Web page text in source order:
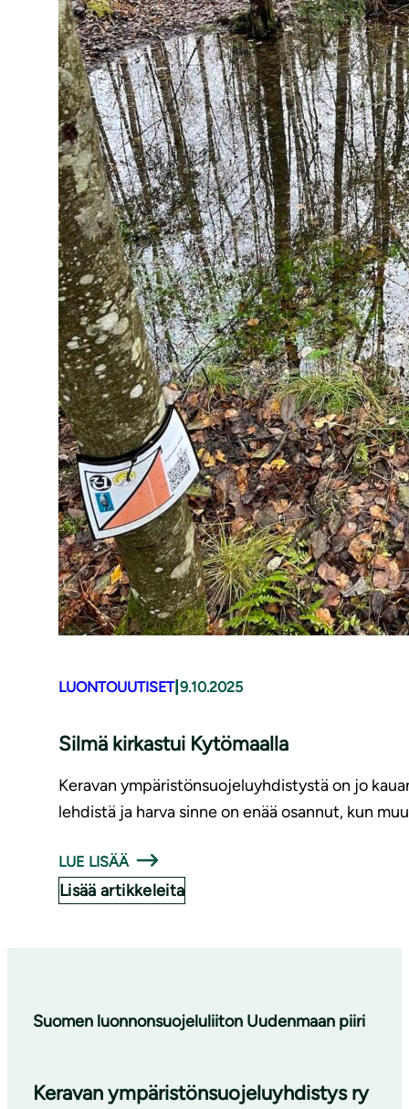
LUONTOUUTISET| 9.10.2025
Silmä kirkastui Kytömaalla
Keravan ympäristönsuojeluyhdistystä on jo
lehdistä ja harva sinne on enää osannut, kun
LUE LISÄÄ
Lisää artikkeleita
Suomen luonnonsuojeluliiton Uudenmaan piiri
Keravan ympäristönsuojeluyhdistys ry